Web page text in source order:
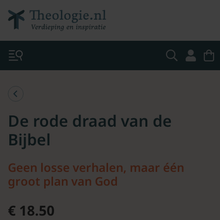
De rode draad van de
Bijbel
Geen losse verhalen, maar één
groot plan van God
€ 18.50